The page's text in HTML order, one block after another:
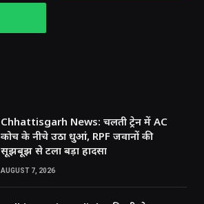
Chhattisgarh News: चलती ट्रेन में AC
कोच के नीचे उठा धुआं, RPF जवानों की
सूझबूझ से टला बड़ा हादसा
AUGUST 7, 2026